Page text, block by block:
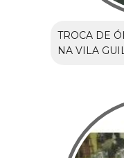
TROCA DE
NA VILA